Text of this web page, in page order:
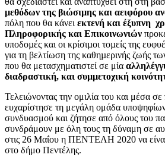
µεθόδων της βιώσιµης και αειφόρου
πόλη που θα κάνει εκτενή και έξυπνη
Πληροφορικής και Επικοινωνιών
υποδοµές και οι κρίσιµοι τοµείς της
για τη βελτίωση της καθηµερινής ζωής
που θα μετασχηματιστεί σε μία
διαδραστική, και συµµετοχική
Τελειώνοντας την ομιλία του και μέσα
ευχαρίστησε τη μεγάλη ομάδα
συνδυασμού και ζήτησε από όλους του
συνδράμουν με όλη τους τη δύναμη σε
στις 26 Μαΐου η ΠΕΝΤΕΛΗ 2020 να
στο δήμο Πεντέλης.